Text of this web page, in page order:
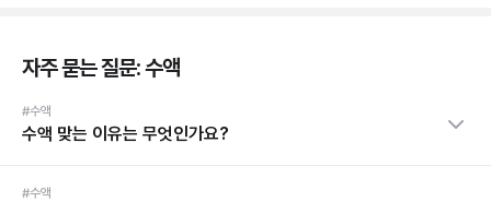
자주 묻는 질문: 수액
#수액
수액 맞는 이유는 무엇인가요?
#수액